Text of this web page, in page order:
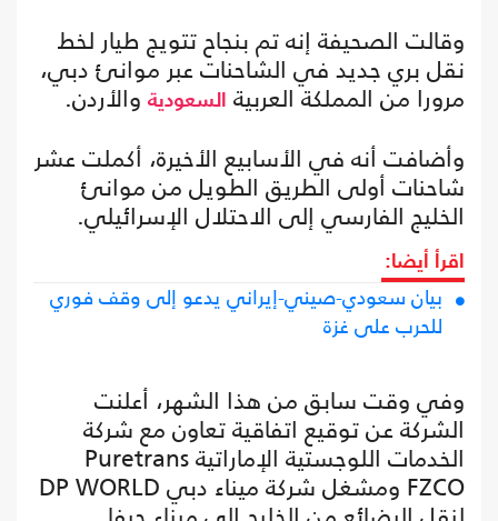
وقالت الصحيفة إنه تم بنجاح تتويج طيار لخط
نقل بري جديد في الشاحنات عبر موانئ دبي،
مرورا من المملكة العربية السعودية والأردن.
وأضافت أنه في الأسابيع الأخيرة، أكملت عشر
شاحنات أولى الطريق الطويل من موانئ
الخليج الفارسي إلى الاحتلال الإسرائيلي.
اقرأ أيضا:
بيان سعودي-صيني-إيراني يدعو إلى وقف فوري
للحرب على غزة
وفي وقت سابق من هذا الشهر، أعلنت
الشركة عن توقيع اتفاقية تعاون مع شركة
الخدمات اللوجستية الإماراتية Puretrans
FZCO ومشغل شركة ميناء دبي DP WORLD